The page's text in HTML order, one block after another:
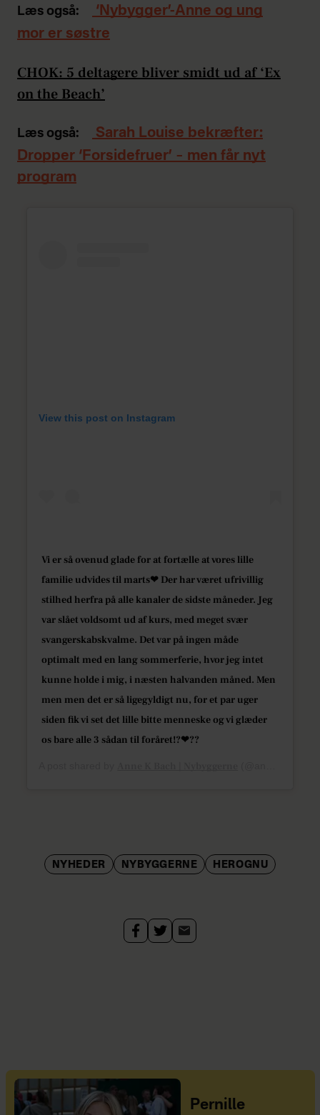
Læs også:
‘Nybygger’-Anne og ung
mor er søstre
CHOK: 5 deltagere bliver smidt ud af ‘Ex
on the Beach’
Læs også:
Sarah Louise bekræfter:
Dropper ‘Forsidefruer’ – men får nyt
program
View this post on Instagram
Vi er så ovenud glade for at fortælle at vores lille
familie udvides til marts❤ Der har været ufrivillig
stilhed herfra på alle kanaler de sidste måneder. Jeg
var slået voldsomt ud af kurs, med meget svær
svangerskabskvalme. Det var på ingen måde
optimalt med en lang sommerferie, hvor jeg intet
kunne holde i mig, i næsten halvanden måned. Men
men men det er så ligegyldigt nu, for et par uger
siden fik vi set det lille bitte menneske og vi glæder
os bare alle 3 sådan til foråret!?❤??
NYHEDER NYBYGGERNE HEROGNU
Pernille